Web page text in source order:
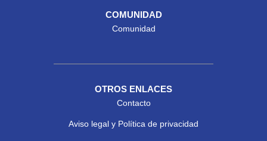
COMUNIDAD
Comunidad
OTROS ENLACES
Contacto
Aviso legal y Política de privacidad